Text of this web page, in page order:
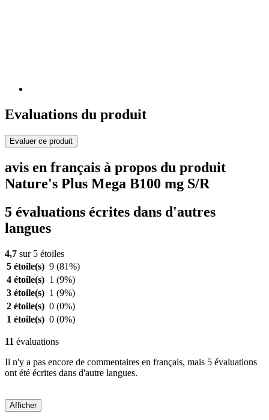
Evaluations du produit
Evaluer ce produit
avis en français à propos du produit
Nature's Plus Mega B100 mg S/R
5 évaluations écrites dans d'autres
langues
4,7 sur 5 étoiles
5 étoile(s) 9 (81%)
4 étoile(s) 1 (9%)
3 étoile(s) 1 (9%)
2 étoile(s) 0 (0%)
1 étoile(s) 0 (0%)
11 évaluations
Il n'y a pas encore de commentaires en français, mais 5 évaluations
ont été écrites dans d'autre langues.
Afficher